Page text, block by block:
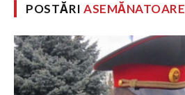
POSTĂRIASEMĂNATOARE